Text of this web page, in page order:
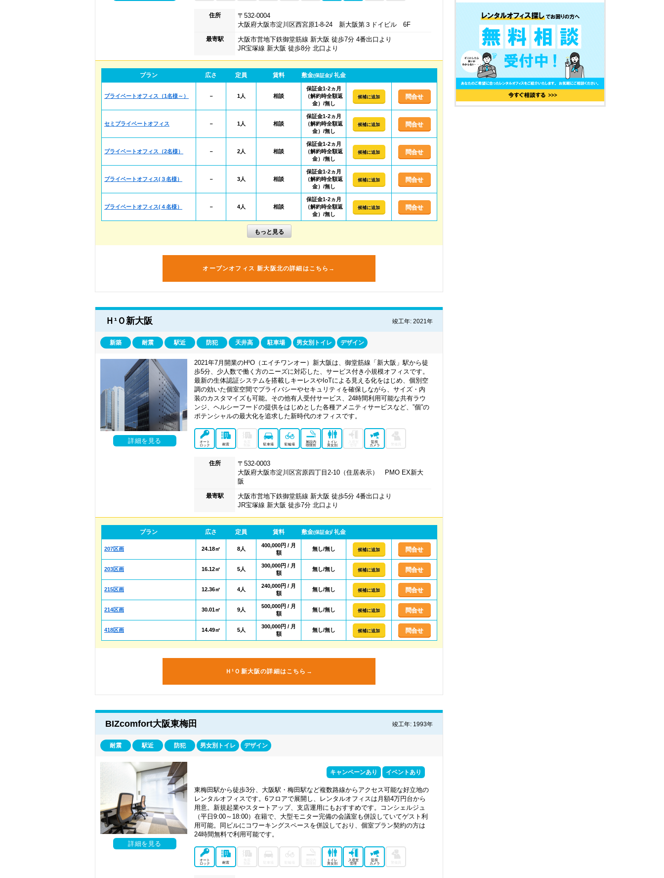
住所
〒532-0004
大阪府大阪市淀川区西宮原1-8-24 新大阪第３ドイビル 6F
最寄駅
大阪市営地下鉄御堂筋線 新大阪 徒歩7分 4番出口より
JR宝塚線 新大阪 徒歩8分 北口より
プラン 広さ 定員 賃料 敷金(保証金)/ 礼金
プライベートオフィス（1名様～） － 1人 相談
保証金1-2ヵ月
（解約時全額返
金）/無し
候補に追加 問合せ
セミプライベートオフィス － 1人 相談
保証金1-2ヵ月
（解約時全額返
金）/無し
候補に追加 問合せ
プライベートオフィス（2名様） － 2人 相談
保証金1-2ヵ月
（解約時全額返
金）/無し
候補に追加 問合せ
プライベートオフィス(３名様） － 3人 相談
保証金1-2ヵ月
（解約時全額返
金）/無し
候補に追加 問合せ
プライベートオフィス(４名様） － 4人 相談
保証金1-2ヵ月
（解約時全額返
金）/無し
候補に追加 問合せ
オープンオフィス 新大阪北の詳細はこちら→
Ｈ¹Ｏ新大阪 竣工年: 2021年
新築 耐震 駅近 防犯 天井高 駐車場 男女別トイレ デザイン
詳細を見る
2021年7月開業のH¹O（エイチワンオー）新大阪は、御堂筋線「新大阪」駅から徒
歩5分、少人数で働く方のニーズに対応した、サービス付き小規模オフィスです。
最新の生体認証システムを搭載しキーレスやIoTによる見える化をはじめ、個別空
調の効いた個室空間でプライバシーやセキュリティを確保しながら、サイズ・内
装のカスタマイズも可能。その他有人受付サービス、24時間利用可能な共有ラウ
ンジ、ヘルシーフードの提供をはじめとした各種アメニティサービスなど、”個”の
ポテンシャルの最大化を追求した新時代のオフィスです。
オート
ロック
耐震 駐車場 駐輪場
施設内
喫煙所
トイレ
男女別
監視
カメラ
住所
〒532-0003
大阪府大阪市淀川区宮原四丁目2-10（住居表示） PMO EX新大
阪
最寄駅
大阪市営地下鉄御堂筋線 新大阪 徒歩5分 4番出口より
JR宝塚線 新大阪 徒歩7分 北口より
プラン 広さ 定員 賃料 敷金(保証金)/ 礼金
207区画 24.18㎡ 8人
400,000円 / 月
額
無し/無し 候補に追加 問合せ
203区画 16.12㎡ 5人
300,000円 / 月
額
無し/無し 候補に追加 問合せ
215区画 12.36㎡ 4人
240,000円 / 月
額
無し/無し 候補に追加 問合せ
214区画 30.01㎡ 9人
500,000円 / 月
額
無し/無し 候補に追加 問合せ
418区画 14.49㎡ 5人
300,000円 / 月
額
無し/無し 候補に追加 問合せ
Ｈ¹Ｏ新大阪の詳細はこちら→
BIZcomfort大阪東梅田 竣工年: 1993年
耐震 駅近 防犯 男女別トイレ デザイン
詳細を見る
キャンペーンあり イベントあり
東梅田駅から徒歩3分、大阪駅・梅田駅など複数路線からアクセス可能な好立地の
レンタルオフィスです。6フロアで展開し、レンタルオフィスは月額4万円台から
用意。新規起業やスタートアップ、支店運用にもおすすめです。コンシェルジュ
（平日9:00～18:00）在籍で、大型モニター完備の会議室も併設していてゲスト利
用可能。同ビルにコワーキングスペースを併設しており、個室プラン契約の方は
24時間無料で利用可能です。
オート
ロック
耐震
トイレ
男女別
入退室
管理
監視
カメラ